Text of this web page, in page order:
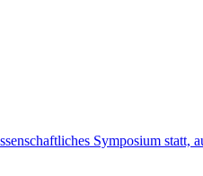
Symposium